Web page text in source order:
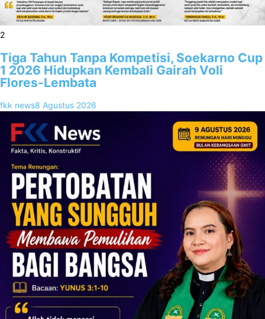
2
Tiga Tahun Tanpa Kompetisi, Soekarno Cup
1 2026 Hidupkan Kembali Gairah Voli
Flores-Lembata
fkk news8 Agustus 2026